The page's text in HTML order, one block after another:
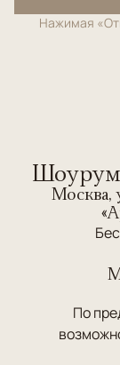
Нажимая
Шоурум
Москва,
По